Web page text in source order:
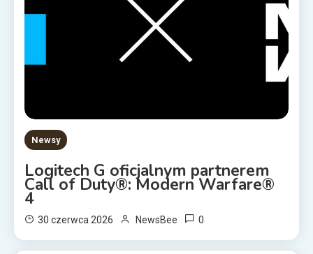
Newsy
Logitech G oficjalnym partnerem
Call of Duty®: Modern Warfare®
4
30 czerwca 2026 NewsBee 0